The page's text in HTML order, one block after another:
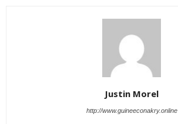
Justin Morel
http://www.guineeconakry.online